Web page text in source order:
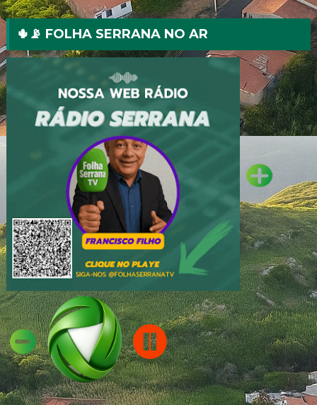
🌵📡 FOLHA SERRANA NO AR